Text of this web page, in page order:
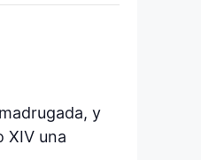
y
XIV una